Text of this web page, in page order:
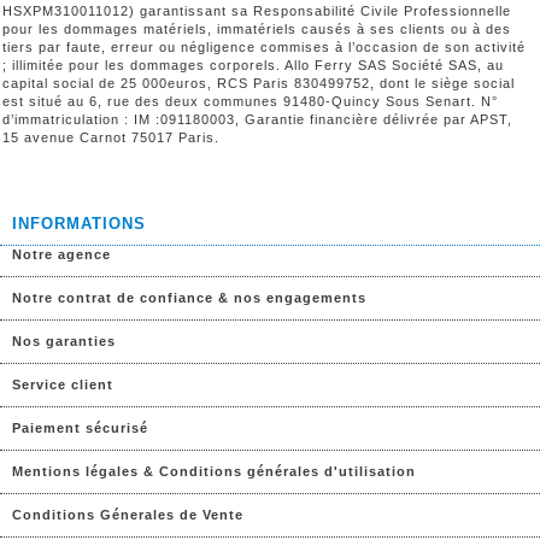
HSXPM310011012) garantissant sa Responsabilité Civile Professionnelle
pour les dommages matériels, immatériels causés à ses clients ou à des
tiers par faute, erreur ou négligence commises à l’occasion de son activité
; illimitée pour les dommages corporels. Allo Ferry SAS Société SAS, au
capital social de 25 000euros, RCS Paris 830499752, dont le siège social
est situé au 6, rue des deux communes 91480-Quincy Sous Senart. N°
d’immatriculation : IM :091180003, Garantie financière délivrée par APST,
15 avenue Carnot 75017 Paris.
INFORMATIONS
Notre agence
Notre contrat de confiance & nos engagements
Nos garanties
Service client
Paiement sécurisé
Mentions légales & Conditions générales d'utilisation
Conditions Génerales de Vente